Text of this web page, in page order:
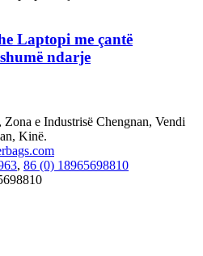
Laptopi me çantë
ndarje
e Industrisë Chengnan, Vendi
Kinë.
, 86 (0) 18965698810